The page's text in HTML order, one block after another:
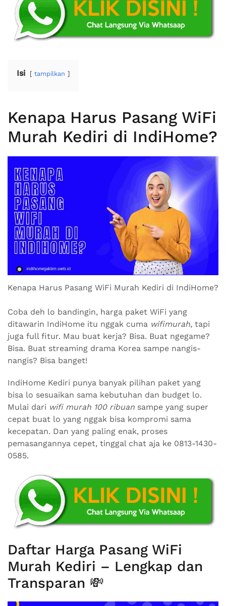
Isi tampilkan
Kenapa Harus Pasang WiFi
Murah Kediri di IndiHome?
Kenapa Harus Pasang WiFi Murah Kediri di IndiHome?
Coba deh lo bandingin, harga paket WiFi yang
ditawarin IndiHome itu nggak cuma wifimurah, tapi
juga full fitur. Mau buat kerja? Bisa. Buat ngegame?
Bisa. Buat streaming drama Korea sampe nangis-
nangis? Bisa banget!
IndiHome Kediri punya banyak pilihan paket yang
bisa lo sesuaikan sama kebutuhan dan budget lo.
Mulai dari wifi murah 100 ribuan sampe yang super
cepat buat lo yang nggak bisa kompromi sama
kecepatan. Dan yang paling enak, proses
pemasangannya cepet, tinggal chat aja ke 0813-1430-
0585.
Daftar Harga Pasang WiFi
Murah Kediri – Lengkap dan
Transparan 💸